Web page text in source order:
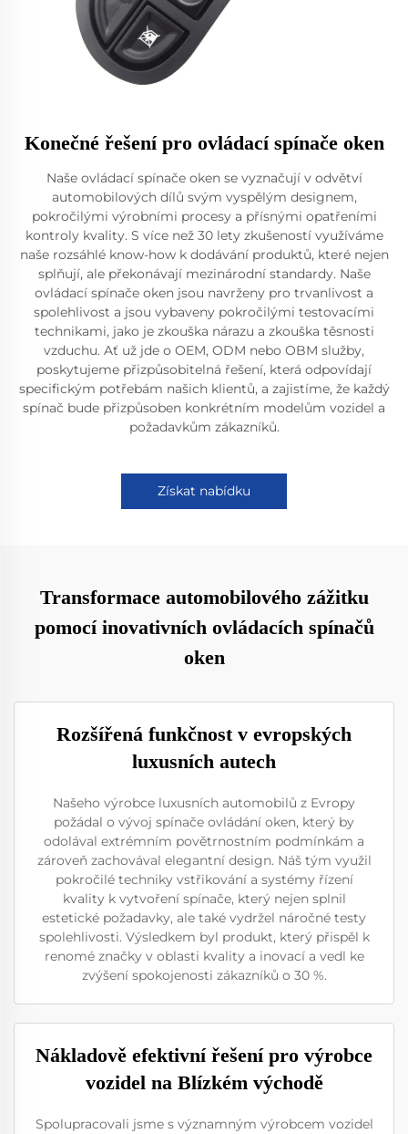
Konečné řešení pro ovládací spínače oken
Naše ovládací spínače oken se vyznačují v odvětví
automobilových dílů svým vyspělým designem,
pokročilými výrobními procesy a přísnými opatřeními
kontroly kvality. S více než 30 lety zkušeností využíváme
naše rozsáhlé know-how k dodávání produktů, které nejen
splňují, ale překonávají mezinárodní standardy. Naše
ovládací spínače oken jsou navrženy pro trvanlivost a
spolehlivost a jsou vybaveny pokročilými testovacími
technikami, jako je zkouška nárazu a zkouška těsnosti
vzduchu. Ať už jde o OEM, ODM nebo OBM služby,
poskytujeme přizpůsobitelná řešení, která odpovídají
specifickým potřebám našich klientů, a zajistíme, že každý
spínač bude přizpůsoben konkrétním modelům vozidel a
požadavkům zákazníků.
Získat nabídku
Transformace automobilového zážitku
pomocí inovativních ovládacích spínačů
oken
Rozšířená funkčnost v evropských
luxusních autech
Našeho výrobce luxusních automobilů z Evropy
požádal o vývoj spínače ovládání oken, který by
odolával extrémním povětrnostním podmínkám a
zároveň zachovával elegantní design. Náš tým využil
pokročilé techniky vstřikování a systémy řízení
kvality k vytvoření spínače, který nejen splnil
estetické požadavky, ale také vydržel náročné testy
spolehlivosti. Výsledkem byl produkt, který přispěl k
renomé značky v oblasti kvality a inovací a vedl ke
zvýšení spokojenosti zákazníků o 30 %.
Nákladově efektivní řešení pro výrobce
vozidel na Blízkém východě
Spolupracovali jsme s významným výrobcem vozidel